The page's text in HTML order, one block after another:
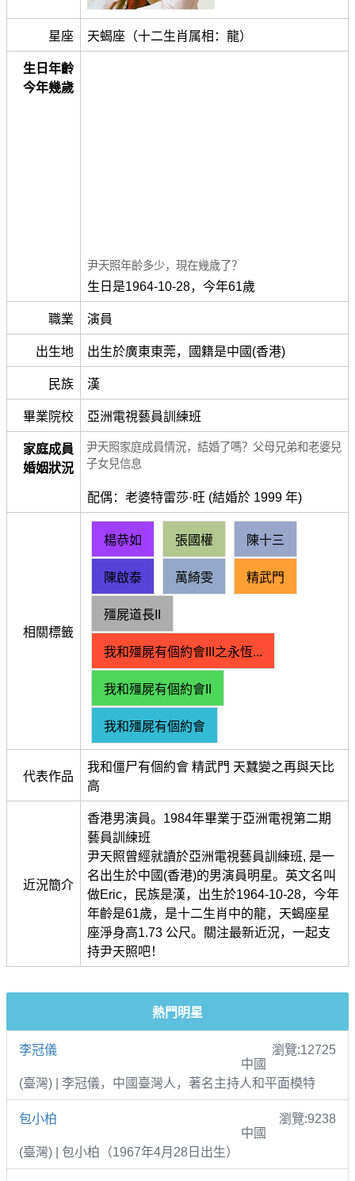
星座 天蝎座（十二生肖属相：龍）
生日年齡
今年幾歲
尹天照年齡多少，現在幾歲了？
生日是1964-10-28，今年61歲
職業 演員
出生地 出生於廣東東莞，國籍是中國(香港)
民族 漢
畢業院校 亞洲電視藝員訓練班
家庭成員
婚姻狀況
尹天照家庭成員情況，結婚了嗎？父母兄弟和老婆兒
子女兒信息
配偶：老婆特雷莎·旺 (結婚於 1999 年)
相關標籤
楊恭如 張國權 陳十三
陳啟泰 萬綺雯 精武門
殭屍道長II
我和殭屍有個約會III之永恆...
我和殭屍有個約會II
我和殭屍有個約會
代表作品
我和僵尸有個約會 精武門 天蠶變之再與天比
高
近況簡介
香港男演員。1984年畢業于亞洲電視第二期
藝員訓練班
尹天照曾經就讀於亞洲電視藝員訓練班, 是一
名出生於中國(香港)的男演員明星。英文名叫
做Eric，民族是漢，出生於1964-10-28，今年
年齡是61歲，是十二生肖中的龍，天蝎座星
座淨身高1.73 公尺。關注最新近況，一起支
持尹天照吧！
熱門明星
李冠儀
瀏覽:12725
中國
(臺灣) | 李冠儀，中國臺灣人，著名主持人和平面模特
包小柏
瀏覽:9238
中國
(臺灣) | 包小柏（1967年4月28日出生）